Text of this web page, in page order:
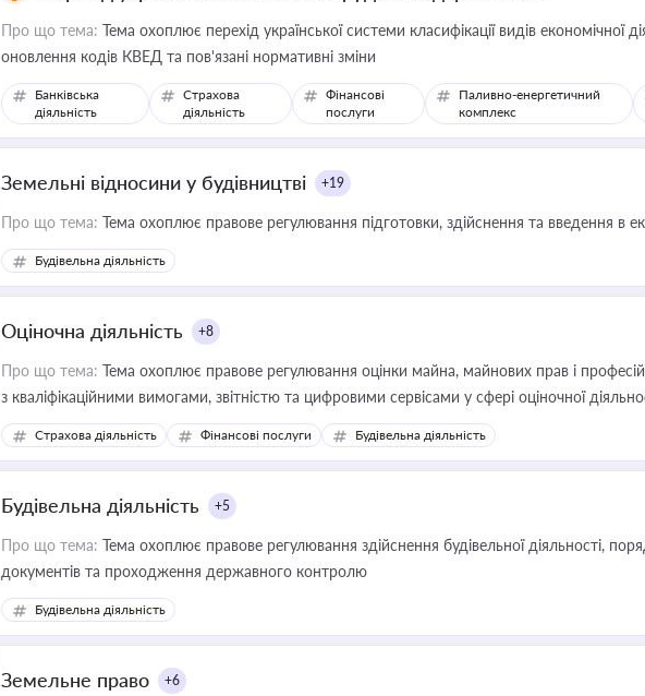
Про що тема: Тема охоплює перехід української системи класифікації видів економічної
оновлення кодів КВЕД та пов'язані нормативні зміни
Банківська
діяльність
Страхова
діяльність
Фінансові
послуги
Паливно-енергетичний
комплекс
Земельні відносини у будівництві +19
Про що тема: Тема охоплює правове регулювання підготовки, здійснення та введення в
Будівельна діяльність
Оціночна діяльність +8
Про що тема: Тема охоплює правове регулювання оцінки майна, майнових прав і
з кваліфікаційними вимогами, звітністю та цифровими сервісами у сфері оціночної
медійних змін у цій сфері корисне для власника бізнесу, керівника, юриста або бухгалтера
приватизації, оренди державного майна, корпоративних угод і перевірки статусу суб'єктів
Страхова діяльність Фінансові послуги Будівельна діяльність
Будівельна діяльність +5
Про що тема: Тема охоплює правове регулювання здійснення будівельної діяльності,
документів та проходження державного контролю
Будівельна діяльність
Земельне право +6